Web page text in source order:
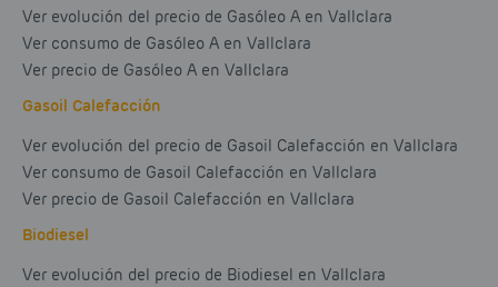
Ver evolución del precio de Gasóleo A en Vallclara
Ver consumo de Gasóleo A en Vallclara
Ver precio de Gasóleo A en Vallclara
Gasoil Calefacción
Ver evolución del precio de Gasoil Calefacción en Vallclara
Ver consumo de Gasoil Calefacción en Vallclara
Ver precio de Gasoil Calefacción en Vallclara
Biodiesel
Ver evolución del precio de Biodiesel en Vallclara